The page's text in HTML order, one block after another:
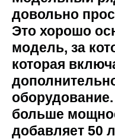
довольно
Это хорошо
модель, за
которая
больше
добавляет 50